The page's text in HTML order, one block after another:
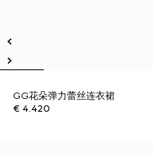
GG花朵弹力蕾丝连衣裙
€ 4.420